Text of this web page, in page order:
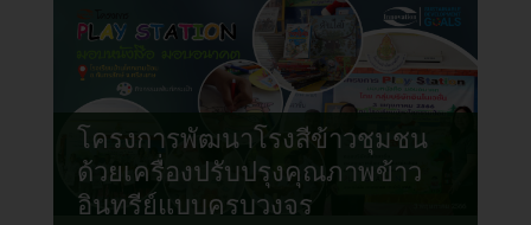
โครงการพัฒนาโรงสีข้าวชุมชน
ด้วยเครื่องปรับปรุงคุณภาพข้าว
อินทรีย์แบบครบวงจร